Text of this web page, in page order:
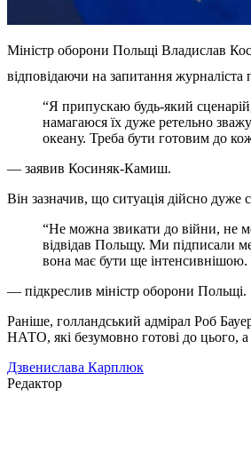
Міністр оборони Польщі Владислав
відповідаючи на запитання
“Я припускаю будь-який
намагаюся їх дуже ретельно
океану. Треба бути готовим до
— заявив Косиняк-Камиш.
Він зазначив, що ситуація дійсно дуже
“Не можна звикати до війни, не
відвідав Польщу. Ми підписали
вона має бути ще
— підкреслив міністр оборони Польщі.
Раніше, голландський адмірал Роб
НАТО, які безумовно готові до цього,
Дзвенислава Карплюк
Редактор